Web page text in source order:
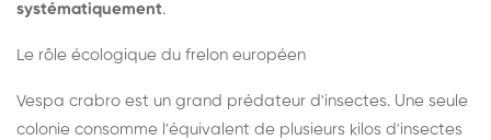
systématiquement.
Le rôle écologique du frelon européen
Vespa crabro est un grand prédateur d'insectes. Une seule
colonie consomme l'équivalent de plusieurs kilos d'insectes